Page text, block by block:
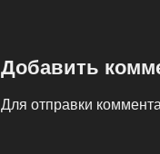
Добавить
Для отправки